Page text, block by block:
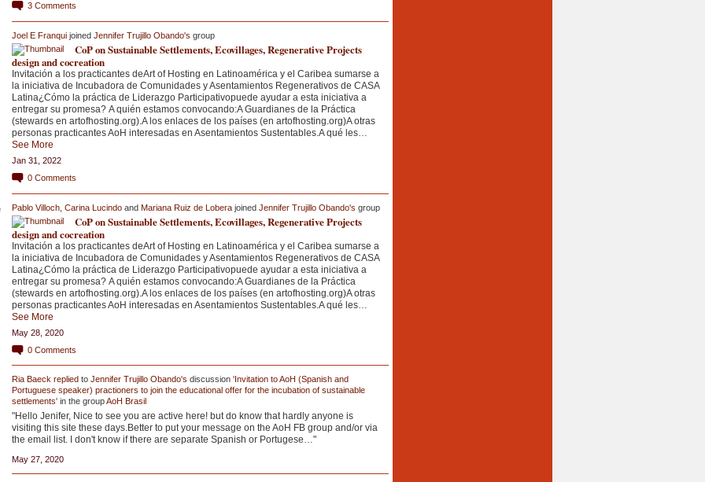
3 Comments
Joel E Franquijoined Jennifer Trujillo Obando's group
CoP on Sustainable Settlements, Ecovillages, Regenerative Projects
design and cocreation
Invitación a los practicantes deArt of Hosting en Latinoamérica y el Caribea sumarse a
la iniciativa de Incubadora de Comunidades y Asentamientos Regenerativos de CASA
Latina¿Cómo la práctica de Liderazgo Participativopuede ayudar a esta iniciativa a
entregar su promesa? A quién estamos convocando:A Guardianes de la Práctica
(stewards en artofhosting.org).A los enlaces de los países (en artofhosting.org)A otras
personas practicantes AoH interesadas en Asentamientos Sustentables.A qué les…
See More
Jan 31, 2022
0 Comments
Pablo Villoch, Carina Lucindoand Mariana Ruiz de Loberajoined Jennifer Trujillo Obando's group
CoP on Sustainable Settlements, Ecovillages, Regenerative Projects
design and cocreation
Invitación a los practicantes deArt of Hosting en Latinoamérica y el Caribea sumarse a
la iniciativa de Incubadora de Comunidades y Asentamientos Regenerativos de CASA
Latina¿Cómo la práctica de Liderazgo Participativopuede ayudar a esta iniciativa a
entregar su promesa? A quién estamos convocando:A Guardianes de la Práctica
(stewards en artofhosting.org).A los enlaces de los países (en artofhosting.org)A otras
personas practicantes AoH interesadas en Asentamientos Sustentables.A qué les…
See More
May 28, 2020
0 Comments
Ria Baeck replied to Jennifer Trujillo Obando's discussion 'Invitation to AoH (Spanish and
Portuguese speaker) practioners to join the educational offer for the incubation of sustainable
settlements' in the groupAoH Brasil
"Hello Jenifer, Nice to see you are active here! but do know that hardly anyone is
visiting this site these days.Better to put your message on the AoH FB group and/or via
the email list. I don't know if there are separate Spanish or Portugese…"
May 27, 2020